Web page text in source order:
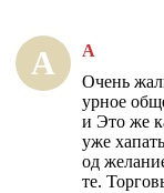
А А
Очень
урное
и Это же
уже
од
те.